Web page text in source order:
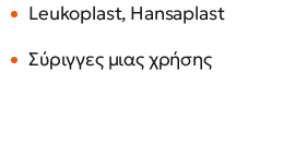
Leukoplast, Hansaplast
Σύριγγες μιας χρήσης